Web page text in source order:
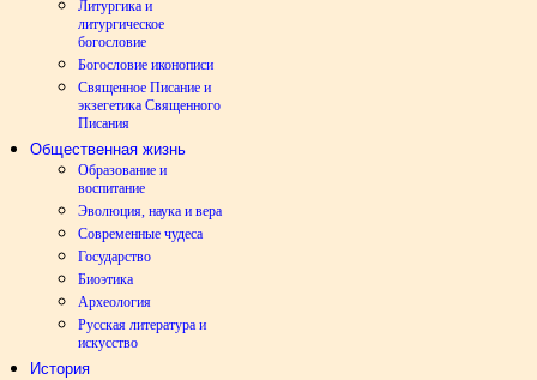
Литургика и
литургическое
богословие
Богословие иконописи
Священное Писание и
экзегетика Священного
Писания
Общественная жизнь
Образование и
воспитание
Эволюция, наука и вера
Современные чудеса
Государство
Биоэтика
Археология
Русская литература и
искусство
История